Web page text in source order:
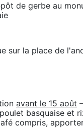
de gerbe au
sur la place de
avant le 15 août
basquaise et
compris,